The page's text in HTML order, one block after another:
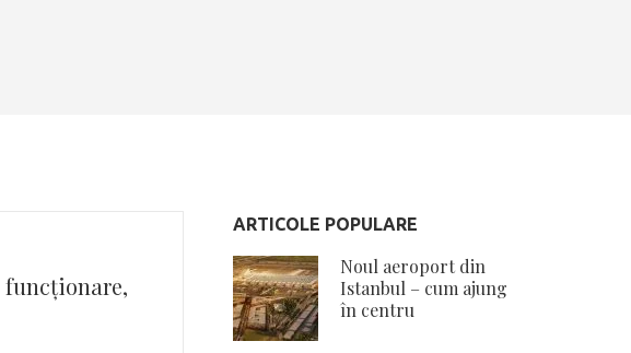
funcționare,
ARTICOLE POPULARE
Noul aeroport din
Istanbul – cum ajung
în centru